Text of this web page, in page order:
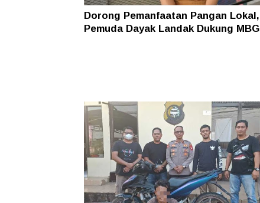
Dorong Pemanfaatan Pangan Lokal,
Pemuda Dayak Landak Dukung MBG